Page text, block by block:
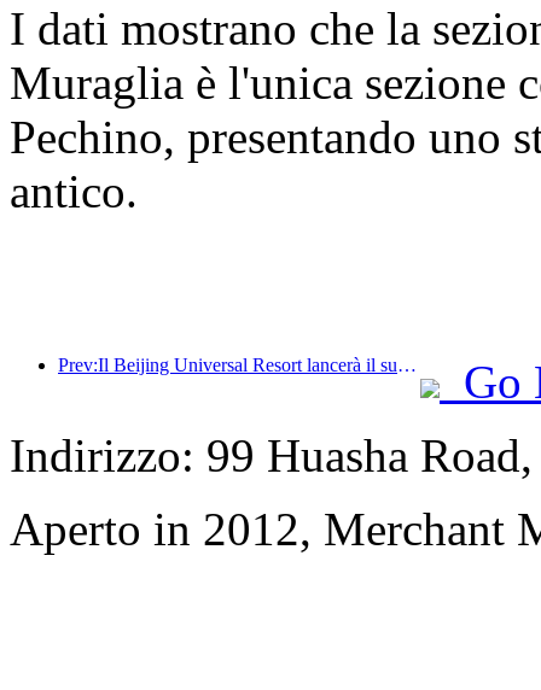
I dati mostrano che la
Muraglia è l'unica sezione
Pechino, presentando uno
antico.
Prev:Il Beijing Universal Resort lancerà il suo evento universale del Capodanno cinese il 23 gennaio, che durerà 40 giorni.
Go
Indirizzo: 99 Huasha
Aperto in 2012, Merchant